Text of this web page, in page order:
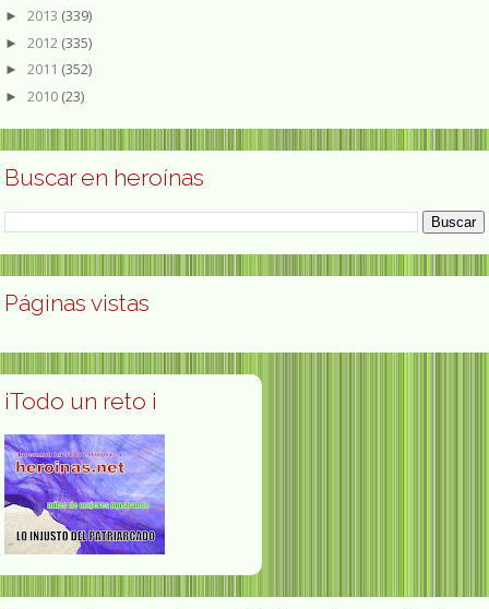
► 2013 (339)
► 2012 (335)
► 2011 (352)
► 2010 (23)
Buscar en heroínas
Páginas vistas
¡Todo un reto ¡